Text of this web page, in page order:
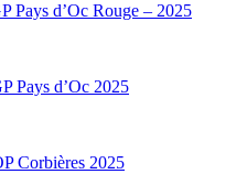
Pays d’Oc Rouge – 2025
Pays d’Oc 2025
Corbières 2025